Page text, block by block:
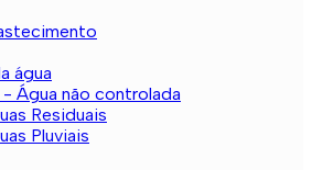
água
Água não controlada
Residuais
Pluviais